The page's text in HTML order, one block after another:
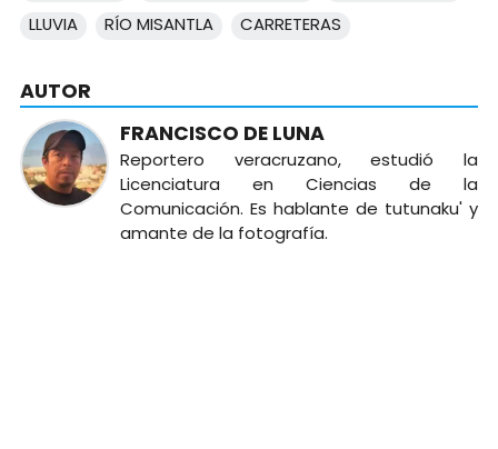
LLUVIA
RÍO MISANTLA CARRETERAS
AUTOR
FRANCISCO DE LUNA
Reportero veracruzano, estudió la
Licenciatura en Ciencias de la
Comunicación. Es hablante de tutunaku' y
amante de la fotografía.